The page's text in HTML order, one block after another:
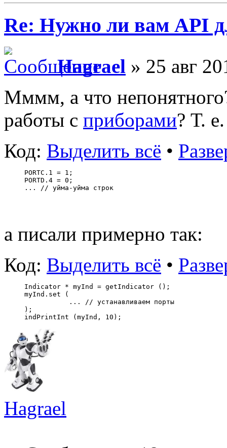
Re: Нужно ли вам API
Hagrael » 25 авг
Мммм, а что
работы с приборами? Т.
Код: Выделить всё •
PORTC.1 = 1;
PORTD.4 = 0;
... // уйма-уйма строк
а писали примерно так:
Код: Выделить всё •
Indicator * myInd = getIndicator ();
myInd.set (
... // устанавливаем порты
);
indPrintInt (myInd, 10);
Hagrael